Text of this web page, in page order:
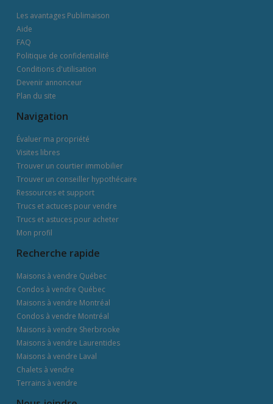
Les avantages Publimaison
Aide
FAQ
Politique de confidentialité
Conditions d'utilisation
Devenir annonceur
Plan du site
Navigation
Évaluer ma propriété
Visites libres
Trouver un courtier immobilier
Trouver un conseiller hypothécaire
Ressources et support
Trucs et actuces pour vendre
Trucs et astuces pour acheter
Mon profil
Recherche rapide
Maisons à vendre Québec
Condos à vendre Québec
Maisons à vendre Montréal
Condos à vendre Montréal
Maisons à vendre Sherbrooke
Maisons à vendre Laurentides
Maisons à vendre Laval
Chalets à vendre
Terrains à vendre